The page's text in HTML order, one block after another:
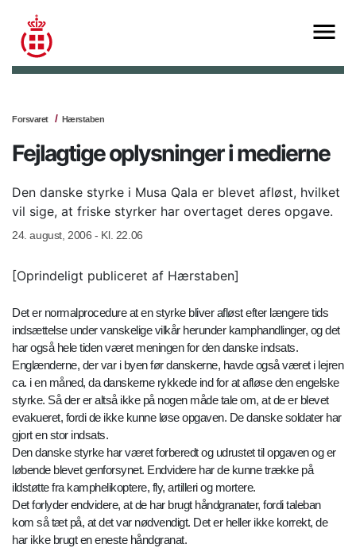
Forsvaret Hærstaben
Fejlagtige oplysninger i medierne
Den danske styrke i Musa Qala er blevet afløst, hvilket
vil sige, at friske styrker har overtaget deres opgave.
24. august, 2006 - Kl. 22.06
[Oprindeligt publiceret af Hærstaben]
Det er normalprocedure at en styrke bliver afløst efter længere tids
indsættelse under vanskelige vilkår herunder kamphandlinger, og det
har også hele tiden været meningen for den danske indsats.
Englænderne, der var i byen før danskerne, havde også været i lejren
ca. i en måned, da danskerne rykkede ind for at afløse den engelske
styrke. Så der er altså ikke på nogen måde tale om, at de er blevet
evakueret, fordi de ikke kunne løse opgaven. De danske soldater har
gjort en stor indsats.
Den danske styrke har været forberedt og udrustet til opgaven og er
løbende blevet genforsynet. Endvidere har de kunne trække på
ildstøtte fra kamphelikoptere, fly, artilleri og mortere.
Det forlyder endvidere, at de har brugt håndgranater, fordi taleban
kom så tæt på, at det var nødvendigt. Det er heller ikke korrekt, de
har ikke brugt en eneste håndgranat.